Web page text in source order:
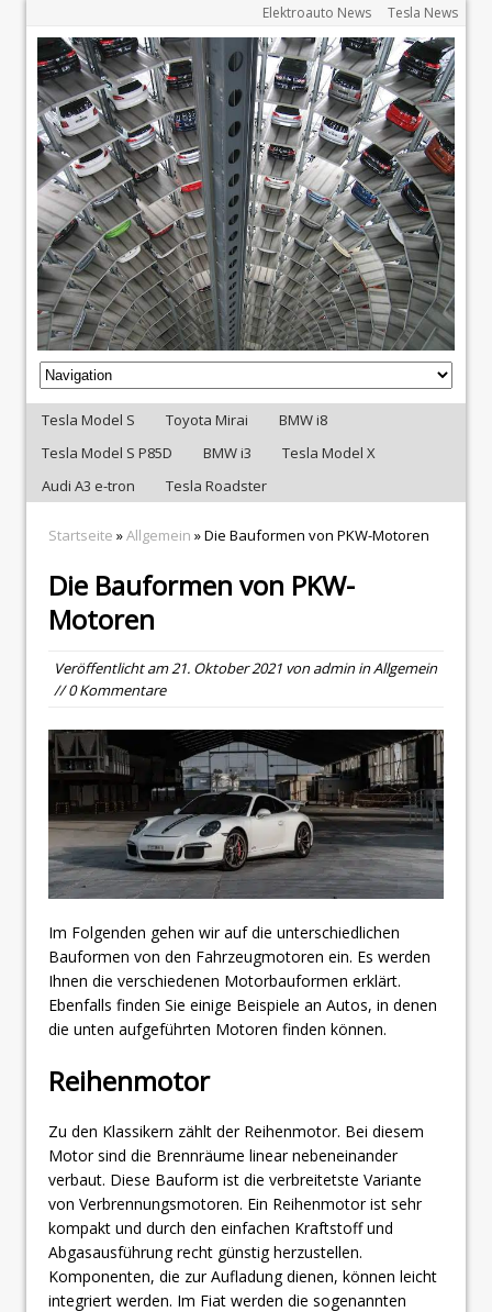
Elektroauto News Tesla News
Tesla Model S Toyota Mirai
BMW i8
Tesla Model S P85D
BMW i3
Tesla Model X
Audi A3 e-tron
Tesla Roadster
Startseite »Allgemein » Die Bauformen von PKW-Motoren
Die Bauformen von PKW-
Motoren
Veröffentlicht am21. Oktober 2021 vonadmininAllgemein
// 0 Kommentare
Im Folgenden gehen wir auf die unterschiedlichen
Bauformen von den Fahrzeugmotoren ein. Es werden
Ihnen die verschiedenen Motorbauformen erklärt.
Ebenfalls finden Sie einige Beispiele an Autos, in denen
die unten aufgeführten Motoren finden können.
Reihenmotor
Zu den Klassikern zählt der Reihenmotor. Bei diesem
Motor sind die Brennräume linear nebeneinander
verbaut. Diese Bauform ist die verbreitetste Variante
von Verbrennungsmotoren. Ein Reihenmotor ist sehr
kompakt und durch den einfachen Kraftstoff und
Abgasausführung recht günstig herzustellen.
Komponenten, die zur Aufladung dienen, können leicht
integriert werden. Im Fiat werden die sogenannten